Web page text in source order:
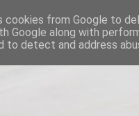
cookies from Google to
Google along with
to detect and address